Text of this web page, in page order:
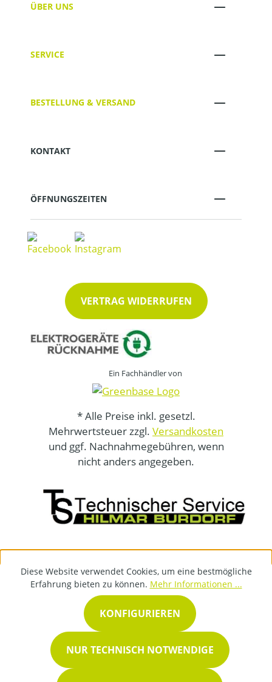
ÜBER UNS
SERVICE
BESTELLUNG & VERSAND
KONTAKT
ÖFFNUNGSZEITEN
VERTRAG WIDERRUFEN
Ein Fachhändler von
* Alle Preise inkl. gesetzl.
Mehrwertsteuer zzgl. Versandkosten
und ggf. Nachnahmegebühren, wenn
nicht anders angegeben.
Diese Website verwendet Cookies, um eine bestmögliche
Erfahrung bieten zu können. Mehr Informationen ...
NUR TECHNISCH NOTWENDIGE
KONFIGURIEREN